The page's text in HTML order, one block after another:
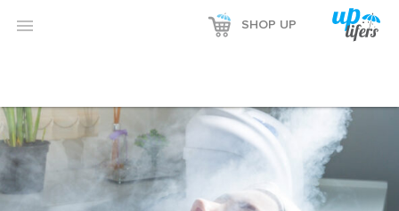
Reklamı Göster
Reklamı Gizle
 SHOP UP